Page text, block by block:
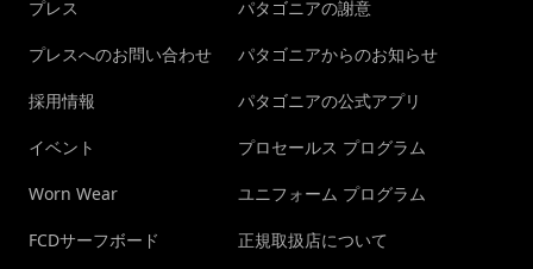
プレス
プレスへのお問い合わせ
採用情報
イベント
Worn Wear
FCDサーフボード
パタゴニアの謝意
パタゴニアからのお知らせ
パタゴニアの公式アプリ
プロセールス プログラム
ユニフォーム プログラム
正規取扱店について